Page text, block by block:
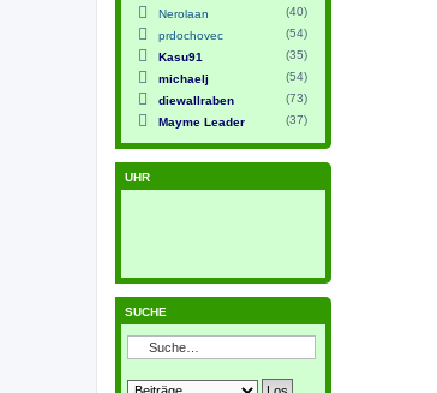
Nerolaan
(40)
prdochovec
(54)
Kasu91
(35)
michaelj
(54)
diewallraben
(73)
Mayme Leader
(37)
UHR
SUCHE